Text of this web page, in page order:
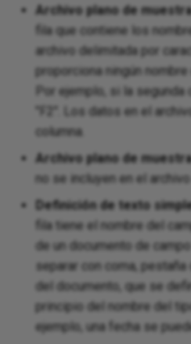
Archivo plano de
fila que contiene los
archivo delimitada por
proporciona ningún
Por ejemplo, si la
"F2". Los datos en el
columna.
Archivo plano de
no se incluyen en el
Definición de texto
fila tiene el nombre del
de un documento de
separar con coma,
del documento, que se
principio del nombre del
ejemplo, una fecha se